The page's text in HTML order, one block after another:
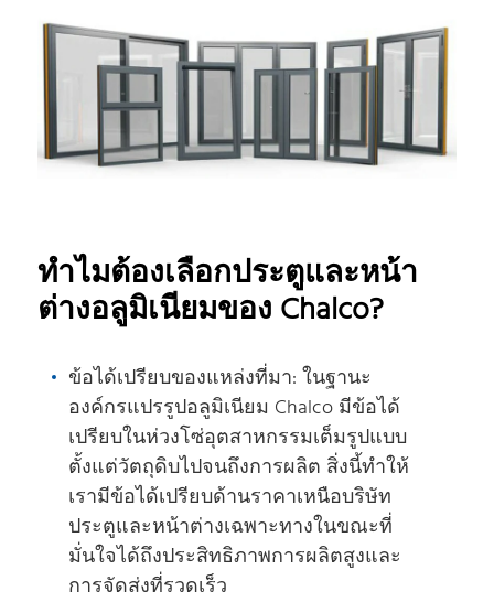
ทําไมต้องเลือกประตูและหน้า
ต่างอลูมิเนียมของ Chalco?
ข้อได้เปรียบของแหล่งที่มา: ในฐานะ
องค์กรแปรรูปอลูมิเนียม Chalco มีข้อได้
เปรียบในห่วงโซ่อุตสาหกรรมเต็มรูปแบบ
ตั้งแต่วัตถุดิบไปจนถึงการผลิต สิ่งนี้ทําให้
เรามีข้อได้เปรียบด้านราคาเหนือบริษัท
ประตูและหน้าต่างเฉพาะทางในขณะที่
มั่นใจได้ถึงประสิทธิภาพการผลิตสูงและ
การจัดส่งที่รวดเร็ว